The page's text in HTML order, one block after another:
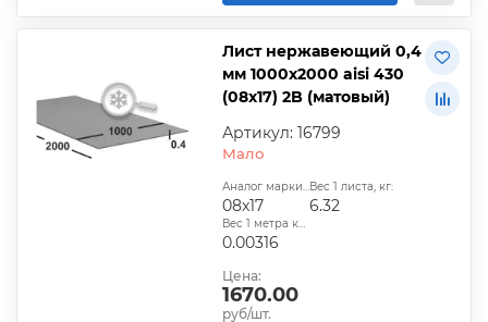
Лист нержавеющий 0,4
мм 1000х2000 aisi 430
(08x17) 2B (матовый)
Артикул: 16799
Мало
Аналог марки стали:
08x17
Вес 1 листа, кг:
6.32
Вес 1 метра квадратного, т:
0.00316
Цена:
1670.00
руб/шт.